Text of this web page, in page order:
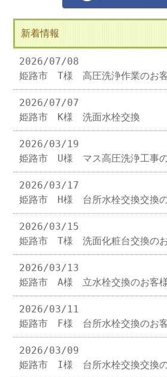
新着情報
2026/07/08
姫路市 T様 高圧洗浄作業のお
2026/07/07
姫路市 K様 洗面水栓交換
2026/03/19
姫路市 U様 マス高圧洗浄工事
2026/03/17
姫路市 H様 台所水栓交換交換
2026/03/15
姫路市 T様 洗面化粧台交換の
2026/03/13
姫路市 A様 立水栓交換のお客
2026/03/11
姫路市 F様 台所水栓交換のお
2026/03/09
姫路市 I様 台所水栓交換交換